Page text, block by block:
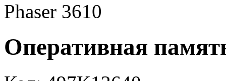
Phaser 3610
Оперативная